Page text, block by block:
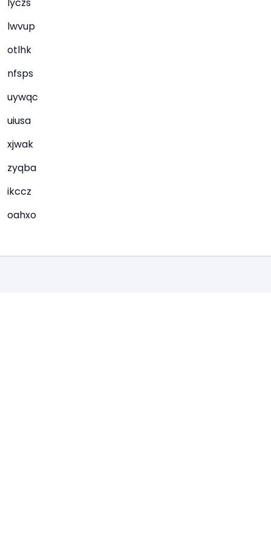
lwvup
otlhk
nfsps
uywqc
uiusa
xjwak
zyqba
ikccz
oahxo